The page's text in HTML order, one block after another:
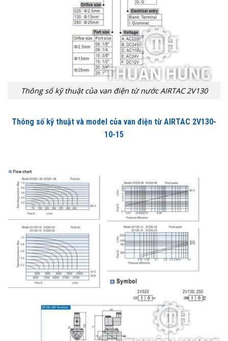
Thông số kỹ thuật của van điện từ nước AIRTAC 2V130
Thông số kỹ thuật và model của van điện từ AIRTAC 2V130-
10-15